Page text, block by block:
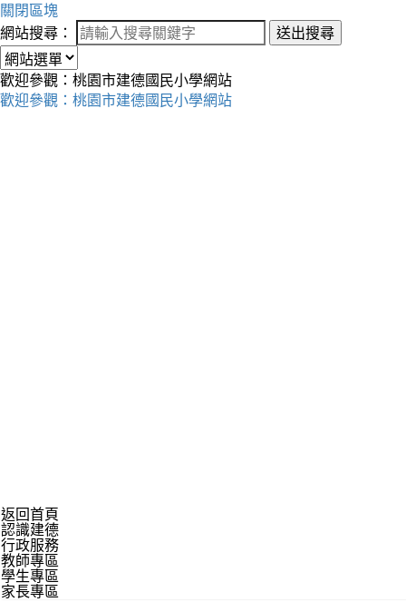
關閉區塊
網站搜尋：
送出搜尋
歡迎參觀：桃園市建德國民小學網站
歡迎參觀：桃園市建德國民小學網站
返回首頁
認識建德
行政服務
教師專區
學生專區
家長專區